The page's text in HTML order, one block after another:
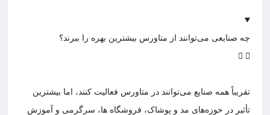
چه صنایعی می‌توانند از متاورس بیشترین بهره را ببرند؟
تقریباً همه صنایع می‌توانند در متاورس فعالیت کنند، اما بیشترین
تأثیر در حوزه‌های مد و پوشاک، فروشگاه ها، سرگرمی و آموزش